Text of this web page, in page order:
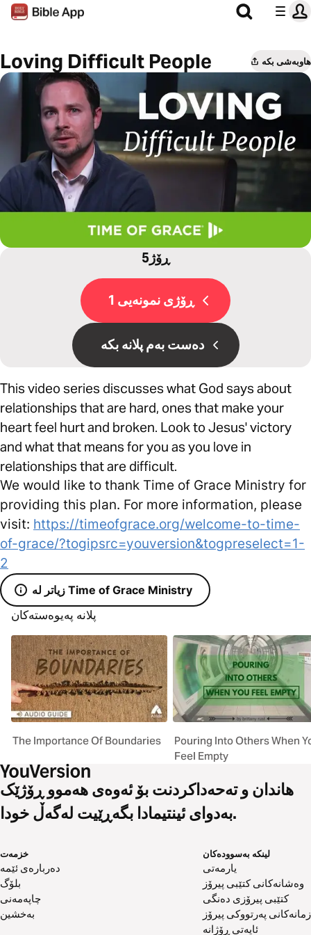
Loving Difficult People هاوبەشی بکە
5ڕۆژ
ڕۆژی نمونەیی 1
دەست بەم پلانە بکە
This video series discusses what God says about
relationships that are hard, ones that make your
heart feel hurt and broken. Look to Jesus' victory
and what that means for you as you love in
relationships that are difficult.
We would like to thank Time of Grace Ministry for
providing this plan. For more information, please
visit: https://timeofgrace.org/welcome-to-time-
of-grace/?togipsrc=youversion&togpreselect=1-
2
زیاتر لە Time of Grace Ministry
پلانە پەیوەستەکان
The Importance Of Boundaries
Pouring Into Others When
Feel Empty
هاندان و تەحەداکردنت بۆ ئەوەی هەموو ڕۆژێک
بەدوای ئینتیمادا بگەڕێیت لەگەڵ خودا.
خزمەت
دەربارەی ئێمە
بلۆگ
چاپەمەنی
بەخشین
لینکە بەسوودەکان
یارمەتی
وەشانەکانی کتێبی پیرۆز
کتێبی پیرۆزی دەنگی
زمانەکانی پەرتووکی پیرۆز
ئایەتی ڕۆژانە